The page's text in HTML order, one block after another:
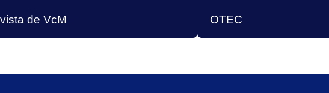
de VcM OTEC